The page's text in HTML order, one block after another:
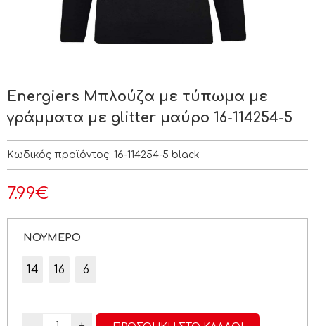
Energiers Μπλούζα με τύπωμα με
γράμματα με glitter μαύρο 16-114254-5
Κωδικός προϊόντος: 16-114254-5 black
7.99€
ΝΟΥΜΕΡΟ
14 16 6